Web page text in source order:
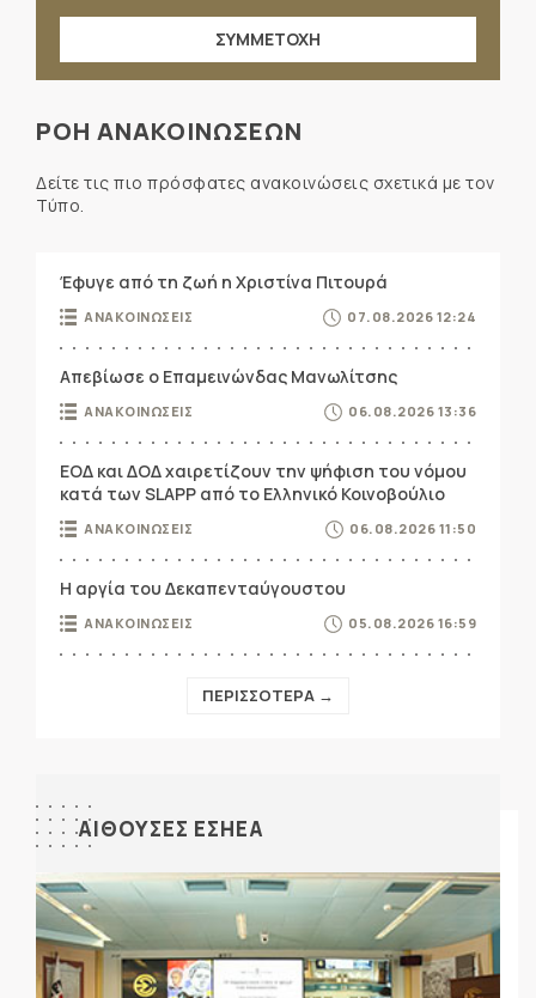
ΣΥΜΜΕΤΟΧΗ
ΡΟΗ ΑΝΑΚΟΙΝΩΣΕΩΝ
Δείτε τις πιο πρόσφατες ανακοινώσεις σχετικά με τον
Τύπο.
Έφυγε από τη ζωή η Χριστίνα Πιτουρά
ΑΝΑΚΟΙΝΩΣΕΙΣ 07.08.2026 12:24
Απεβίωσε ο Επαμεινώνδας Μανωλίτσης
ΑΝΑΚΟΙΝΩΣΕΙΣ 06.08.2026 13:36
ΕΟΔ και ΔΟΔ χαιρετίζουν την ψήφιση του νόμου
κατά των SLAPP από το Ελληνικό Κοινοβούλιο
ΑΝΑΚΟΙΝΩΣΕΙΣ 06.08.2026 11:50
Η αργία του Δεκαπενταύγουστου
ΑΝΑΚΟΙΝΩΣΕΙΣ 05.08.2026 16:59
ΠΕΡΙΣΣΟΤΕΡΑ →
ΑΙΘΟΥΣΕΣ ΕΣΗΕΑ